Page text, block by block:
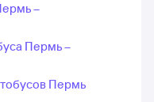
–
Пермь –
Пермь